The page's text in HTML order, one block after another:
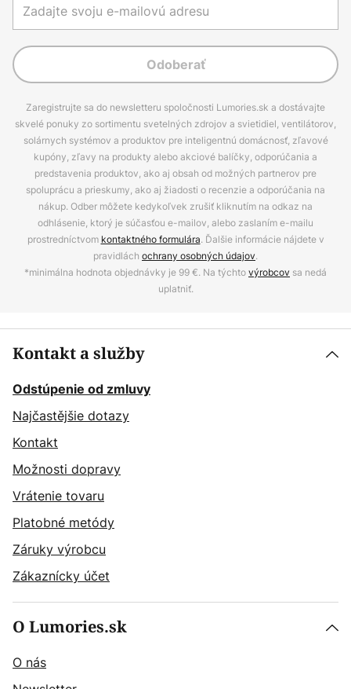
Odoberať
Zaregistrujte sa do newsletteru spoločnosti Lumories.sk a dostávajte
skvelé ponuky zo sortimentu svetelných zdrojov a svietidiel, ventilátorov,
solárnych systémov a produktov pre inteligentnú domácnosť, zľavové
kupóny, zľavy na produkty alebo akciové balíčky, odporúčania a
predstavenia produktov, ako aj obsah od možných partnerov pre
spoluprácu a prieskumy, ako aj žiadosti o recenzie a odporúčania na
nákup. Odber môžete kedykoľvek zrušiť kliknutím na odkaz na
odhlásenie, ktorý je súčasťou e-mailov, alebo zaslaním e-mailu
prostredníctvom kontaktného formulára. Ďalšie informácie nájdete v
pravidlách ochrany osobných údajov.
*minimálna hodnota objednávky je 99 €. Na týchtovýrobcov sa nedá
uplatniť.
Kontakt a služby
Odstúpenie od zmluvy
Najčastějšie dotazy
Kontakt
Možnosti dopravy
Vrátenie tovaru
Platobné metódy
Záruky výrobcu
Zákaznícky účet
O Lumories.sk
O nás